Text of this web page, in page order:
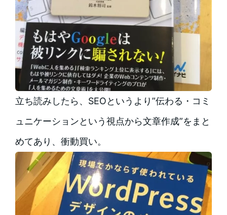
立ち読みしたら、SEOというより”伝わる・コミ
ュニケーションという視点から文章作成”をまと
めてあり、衝動買い。